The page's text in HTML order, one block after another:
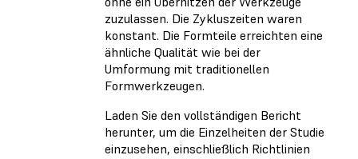
zuzulassen. Die Zykluszeiten waren
konstant. Die Formteile erreichten eine
ähnliche Qualität wie bei der
Umformung mit traditionellen
Formwerkzeugen.
Laden Sie den vollständigen Bericht
herunter, um die Einzelheiten der Studie
einzusehen, einschließlich Richtlinien